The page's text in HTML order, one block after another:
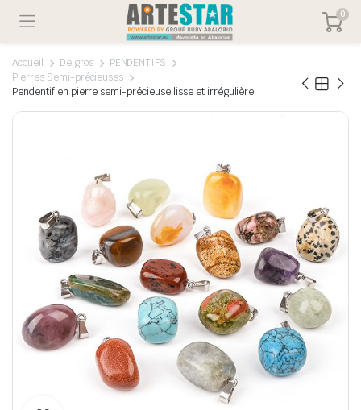
0
Accueil De gros
PENDENTIFS
Pierres Semi-précieuses
Pendentif en pierre semi-précieuse lisse et irrégulière